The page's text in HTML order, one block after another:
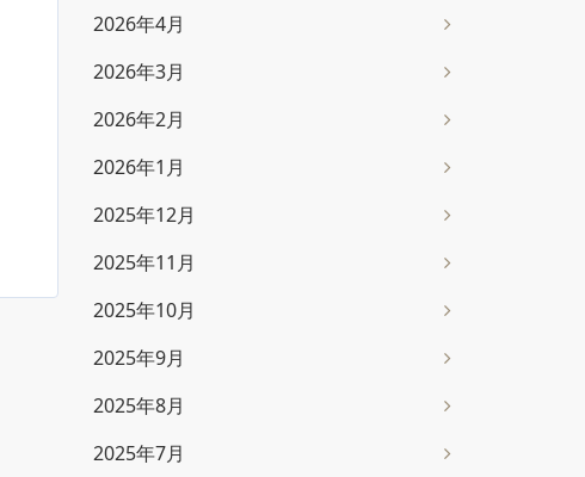
2026年4月
2026年3月
2026年2月
2026年1月
2025年12月
2025年11月
2025年10月
2025年9月
2025年8月
2025年7月